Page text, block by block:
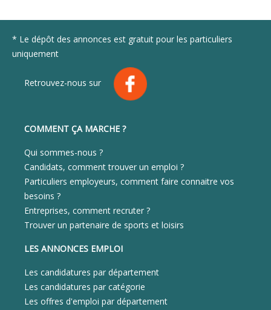
* Le dépôt des annonces est gratuit pour les particuliers
uniquement
Retrouvez-nous sur
COMMENT ÇA MARCHE ?
Qui sommes-nous ?
Candidats, comment trouver un emploi ?
Particuliers employeurs, comment faire connaitre vos
besoins ?
Entreprises, comment recruter ?
Trouver un partenaire de sports et loisirs
LES ANNONCES EMPLOI
Les candidatures par département
Les candidatures par catégorie
Les offres d'emploi par département